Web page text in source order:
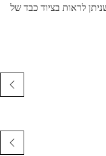
לראות בציוד כבד של